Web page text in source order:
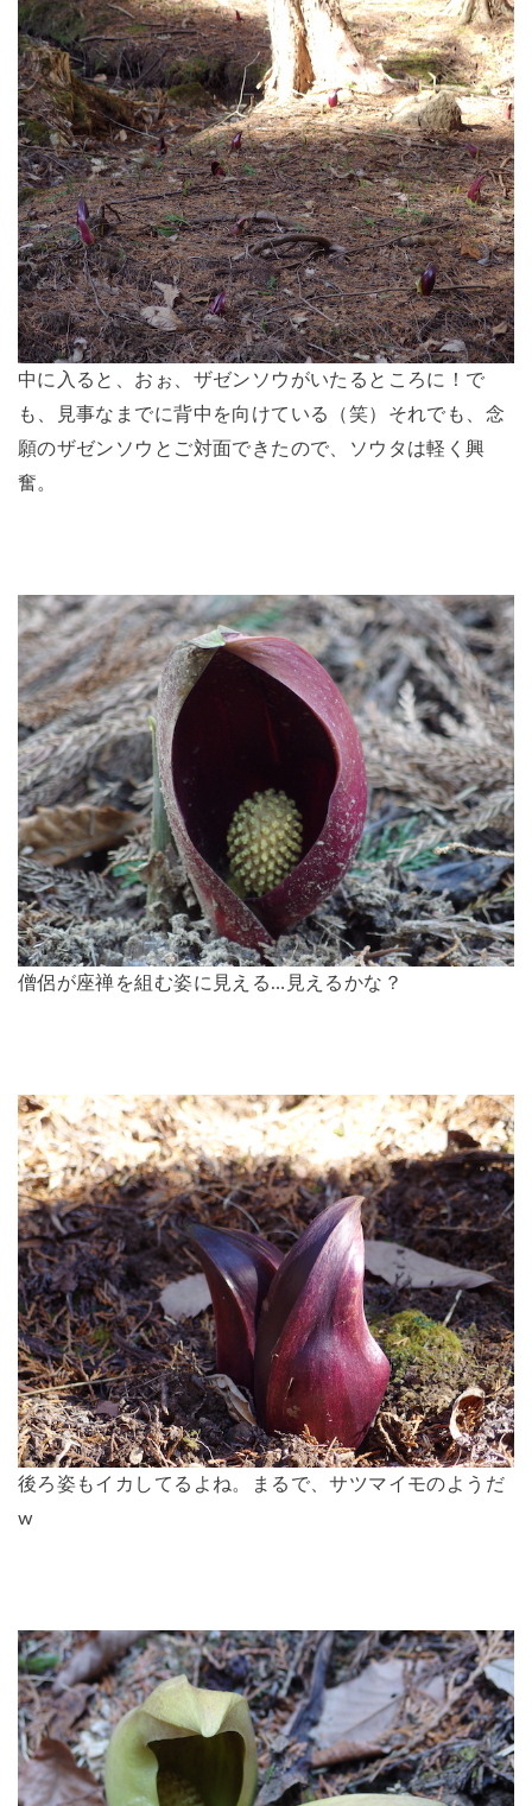
中に入ると、おぉ、ザゼンソウがいたるところに！で
も、見事なまでに背中を向けている（笑）それでも、念
願のザゼンソウとご対面できたので、ソウタは軽く興
奮。
僧侶が座禅を組む姿に見える…見えるかな？
後ろ姿もイカしてるよね。まるで、サツマイモのようだ
w